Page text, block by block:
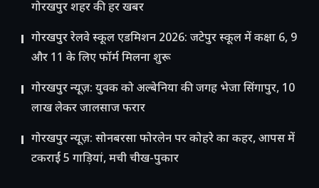
गोरखपुर शहर की हर खबर
गोरखपुर रेलवे स्कूल एडमिशन 2026: जटेपुर स्कूल में कक्षा 6, 9
और 11 के लिए फॉर्म मिलना शुरू
गोरखपुर न्यूज़: युवक को अल्बेनिया की जगह भेजा सिंगापुर, 10
लाख लेकर जालसाज फरार
गोरखपुर न्यूज़: सोनबरसा फोरलेन पर कोहरे का कहर, आपस में
टकराईं 5 गाड़ियां, मची चीख-पुकार